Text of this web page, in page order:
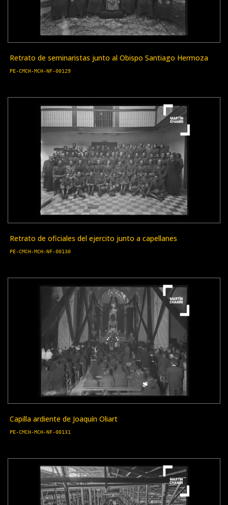
Retrato de seminaristas junto al Obispo Santiago Hermoza
PE-CMCH-MCH-NF-00129
Retrato de oficiales del ejercito junto a capellanes
PE-CMCH-MCH-NF-00130
Capilla ardiente de Joaquín Oliart
PE-CMCH-MCH-NF-00131